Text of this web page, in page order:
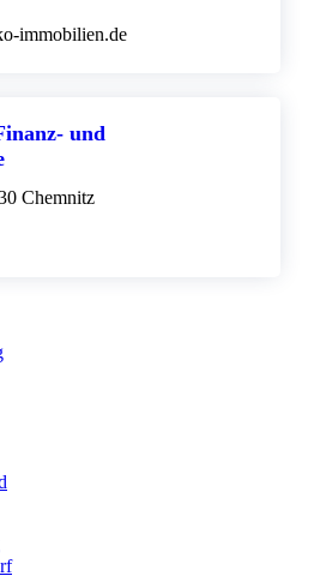
immobilien.de
und
Chemnitz